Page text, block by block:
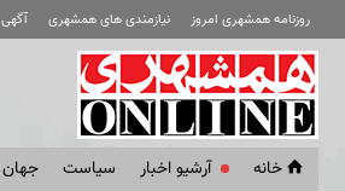
روزنامه همشهری امروز نیازمندی های همشهری
خانه آرشیو اخبار سياست جهان